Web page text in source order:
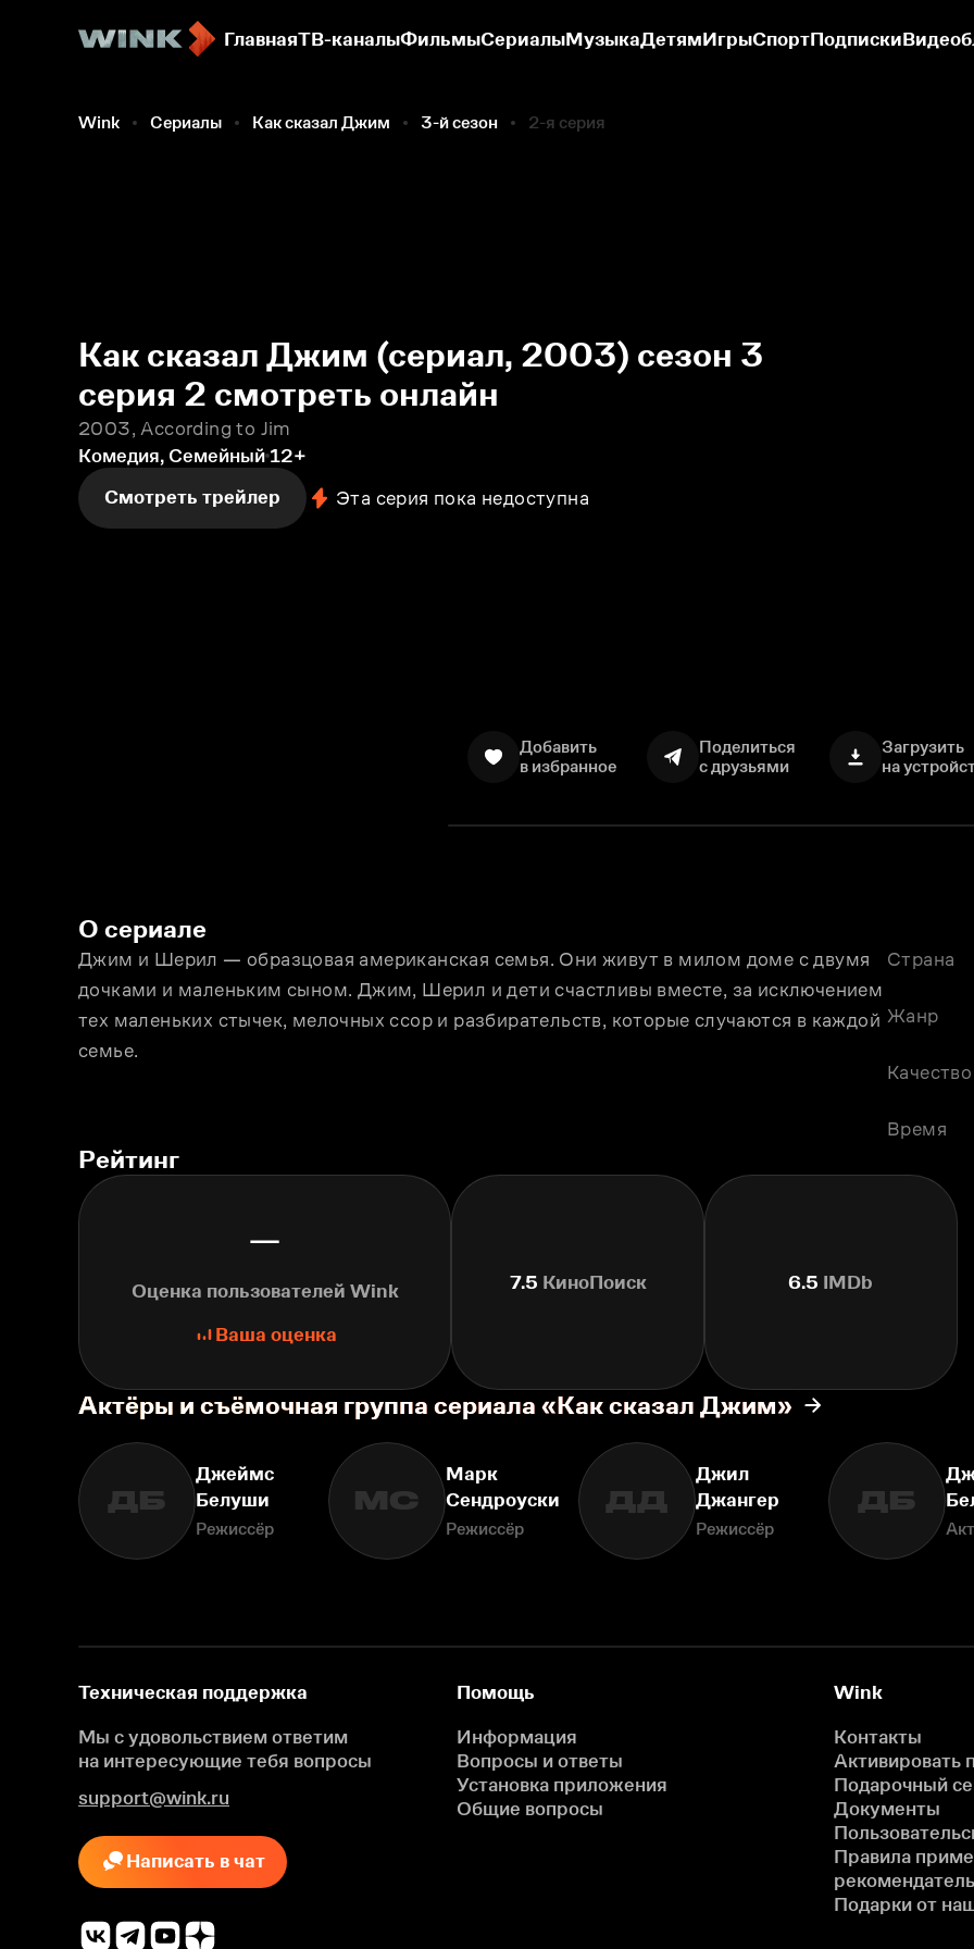
ГлавнаяТВ-каналыФильмыСериалыМузыкаДетямИгрыСпортПодписки
Wink Сериалы Как сказал Джим 3-й сезон 2-я серия
Как сказал Джим (сериал, 2003) сезон 3
серия 2 смотреть онлайн
2003, According to Jim
Комедия, Семейный 12+
Смотреть трейлер
Эта серия пока недоступна
Добавить
в избранное
Поделиться
с друзьями
Загрузить
на
О сериале
Джим и Шерил — образцовая американская семья. Они живут в милом доме с двумя
дочками и маленьким сыном. Джим, Шерил и дети счастливы вместе, за исключением
тех маленьких стычек, мелочных ссор и разбирательств, которые случаются в каждой
семье.
Страна
Жанр
Качество
Время
Рейтинг
—
Оценка пользователей Wink
Ваша оценка
7.5 КиноПоиск 6.5 IMDb
Актёры и съёмочная группа сериала «Как сказал Джим»
ДБ
Джеймс
Белуши
Режиссёр
МС
Марк
Сендроуски
Режиссёр
ДД
Джил
Джангер
Режиссёр
ДБ
Техническая поддержка
Мы с удовольствием ответим
на интересующие тебя вопросы
support@wink.ru
Написать в чат
Помощь
Информация
Вопросы и ответы
Установка приложения
Общие вопросы
Wink
Контакты
Активировать
Подарочный
Документы
Правила
Подарки от